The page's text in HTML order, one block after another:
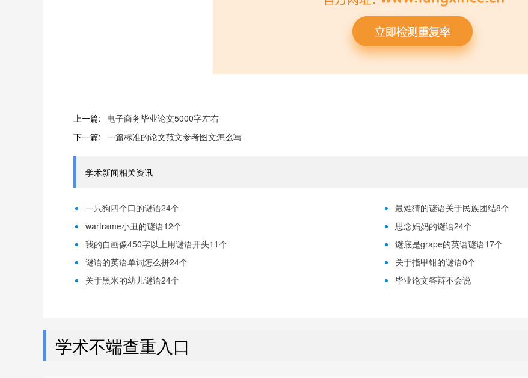
上一篇: 电子商务毕业论文5000字左右
下一篇: 一篇标准的论文范文参考图文怎么写
学术新闻相关资讯
一只狗四个口的谜语24个
最难猜的谜语关于民族团结8个
warframe小丑的谜语12个
思念妈妈的谜语24个
我的自画像450字以上用谜语开头11个
谜底是grape的英语谜语17个
谜语的英语单词怎么拼24个
关于指甲钳的谜语0个
关于黑米的幼儿谜语24个
毕业论文答辩不会说
学术不端查重入口